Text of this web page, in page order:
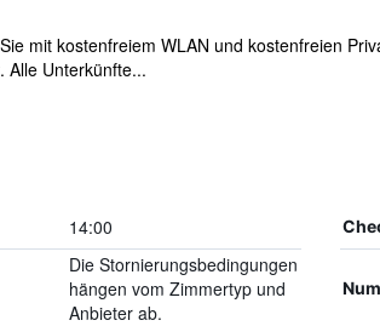
mit kostenfreiem WLAN und kostenfreien
Alle Unterkünfte...
14:00
Die Stornierungsbedingungen
hängen vom Zimmertyp und
Anbieter ab.